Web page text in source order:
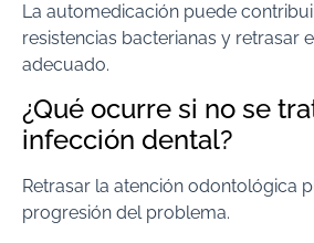
La automedicación puede
resistencias bacterianas y retrasar
adecuado.
¿Qué ocurre si no se
infección dental?
Retrasar la atención odontológica
progresión del problema.